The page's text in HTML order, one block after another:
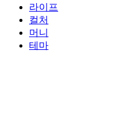
라이프
컬처
머니
테마